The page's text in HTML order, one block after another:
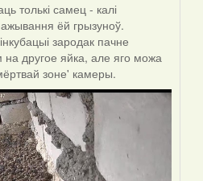
толькі самец - калі
ёй грызуноў.
зародак пачне
на другое яйка, але яго можа
зоне' камеры.